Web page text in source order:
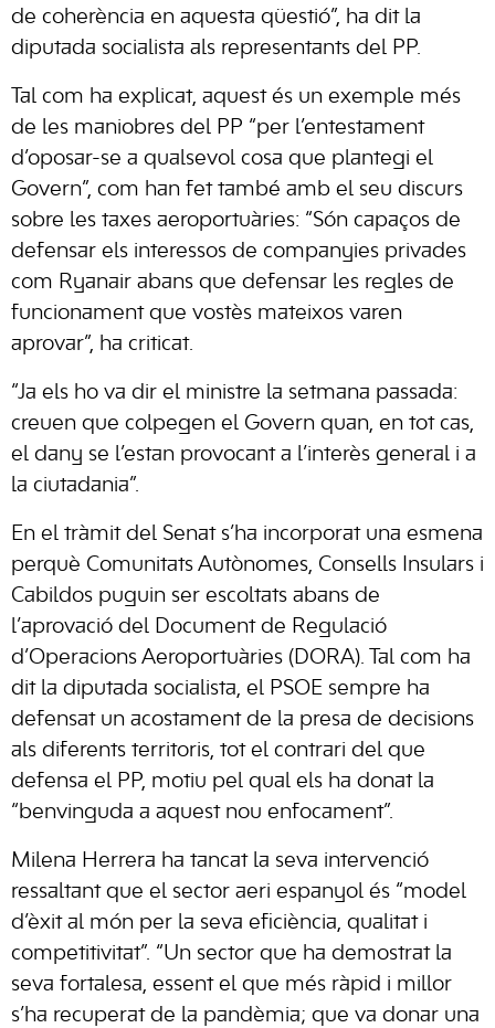
de coherència en aquesta qüestió”, ha dit la
diputada socialista als representants del PP.
Tal com ha explicat, aquest és un exemple més
de les maniobres del PP “per l’entestament
d’oposar-se a qualsevol cosa que plantegi el
Govern”, com han fet també amb el seu discurs
sobre les taxes aeroportuàries: “Són capaços de
defensar els interessos de companyies privades
com Ryanair abans que defensar les regles de
funcionament que vostès mateixos varen
aprovar”, ha criticat.
“Ja els ho va dir el ministre la setmana passada:
creuen que colpegen el Govern quan, en tot cas,
el dany se l’estan provocant a l’interès general i a
la ciutadania”.
En el tràmit del Senat s’ha incorporat una esmena
perquè Comunitats Autònomes, Consells Insulars i
Cabildos puguin ser escoltats abans de
l’aprovació del Document de Regulació
d’Operacions Aeroportuàries (DORA). Tal com ha
dit la diputada socialista, el PSOE sempre ha
defensat un acostament de la presa de decisions
als diferents territoris, tot el contrari del que
defensa el PP, motiu pel qual els ha donat la
“benvinguda a aquest nou enfocament”.
Milena Herrera ha tancat la seva intervenció
ressaltant que el sector aeri espanyol és “model
d’èxit al món per la seva eficiència, qualitat i
competitivitat”. “Un sector que ha demostrat la
seva fortalesa, essent el que més ràpid i millor
s’ha recuperat de la pandèmia; que va donar una